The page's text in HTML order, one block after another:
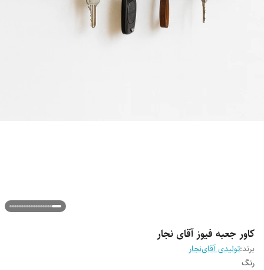
کاور جعبه فیوز آقای نجار
برند:تولیدی آقای‌نجار
رنگ